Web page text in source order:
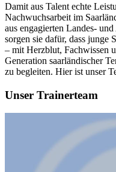
Damit aus Talent echte
Nachwuchsarbeit im
aus engagierten Landes-
sorgen sie dafür, dass junge
– mit Herzblut, Fachwissen
Generation saarländischer
zu begleiten. Hier ist unser
Unser Trainerteam